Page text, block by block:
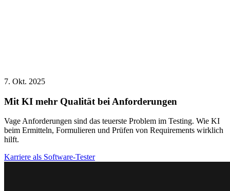
7. Okt. 2025
Mit KI mehr Qualität bei Anforderungen
Vage Anforderungen sind das teuerste Problem im Testing. Wie KI
beim Ermitteln, Formulieren und Prüfen von Requirements wirklich
hilft.
Karriere als Software-Tester